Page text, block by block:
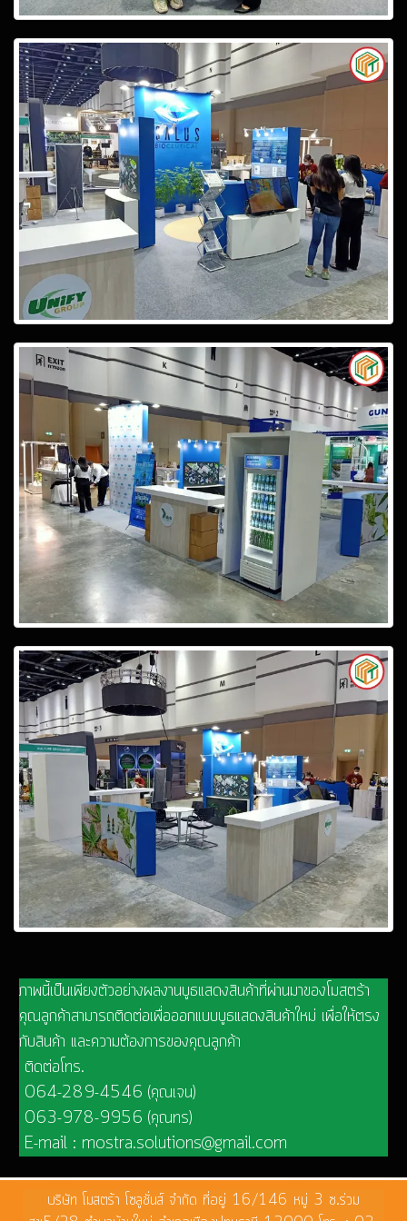
ภาพนี้เป็นเพียงตัวอย่างผลงานบูธแสดงสินค้าที่ผ่านมาของโมสตร้า
คุณลูกค้าสามารถติดต่อเพื่อออกแบบบูธแสดงสินค้าใหม่ เพื่อให้ตรง
กับสินค้า และความต้องการของคุณลูกค้า
ติดต่อโทร.
064-289-4546 (คุณเจน)
063-978-9956 (คุณทร)
E-mail : mostra.solutions@gmail.com
บริษัท โมสตร้า โซลูชั่นส์ จำกัด ที่อยู่ 16/146 หมู่ 3 ซ.ร่วม